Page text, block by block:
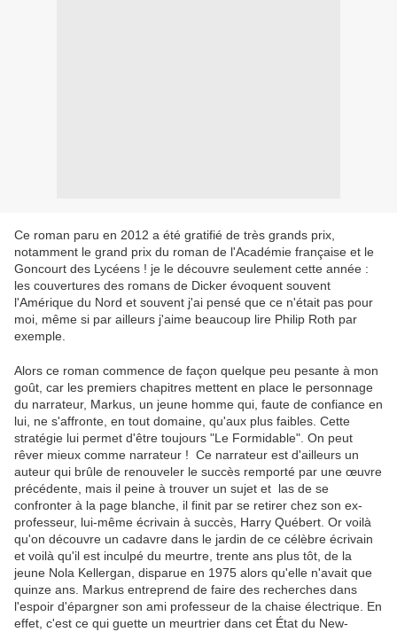
Ce roman paru en 2012 a été gratifié de très grands prix,
notamment le grand prix du roman de l'Académie française et le
Goncourt des Lycéens ! je le découvre seulement cette année :
les couvertures des romans de Dicker évoquent souvent
l'Amérique du Nord et souvent j'ai pensé que ce n'était pas pour
moi, même si par ailleurs j'aime beaucoup lire Philip Roth par
exemple.
Alors ce roman commence de façon quelque peu pesante à mon
goût, car les premiers chapitres mettent en place le personnage
du narrateur, Markus, un jeune homme qui, faute de confiance en
lui, ne s'affronte, en tout domaine, qu'aux plus faibles. Cette
stratégie lui permet d'être toujours "Le Formidable". On peut
rêver mieux comme narrateur ! Ce narrateur est d'ailleurs un
auteur qui brûle de renouveler le succès remporté par une œuvre
précédente, mais il peine à trouver un sujet et las de se
confronter à la page blanche, il finit par se retirer chez son ex-
professeur, lui-même écrivain à succès, Harry Québert. Or voilà
qu'on découvre un cadavre dans le jardin de ce célèbre écrivain
et voilà qu'il est inculpé du meurtre, trente ans plus tôt, de la
jeune Nola Kellergan, disparue en 1975 alors qu'elle n'avait que
quinze ans. Markus entreprend de faire des recherches dans
l'espoir d'épargner son ami professeur de la chaise électrique. En
effet, c'est ce qui guette un meurtrier dans cet État du New-